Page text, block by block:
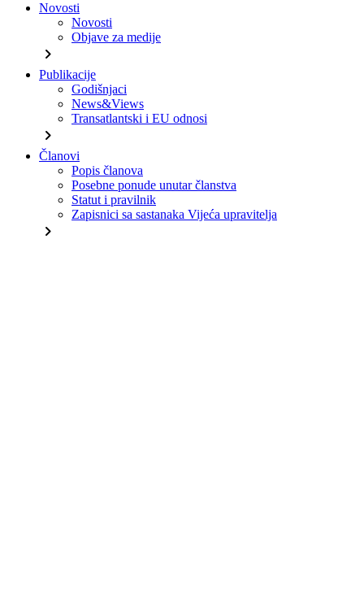
Novosti
Novosti
Objave za medije
chevron_right
Publikacije
Godišnjaci
News&Views
Transatlantski i EU odnosi
chevron_right
Članovi
Popis članova
Posebne ponude unutar članstva
Statut i pravilnik
Zapisnici sa sastanaka Vijeća upravitelja
chevron_right